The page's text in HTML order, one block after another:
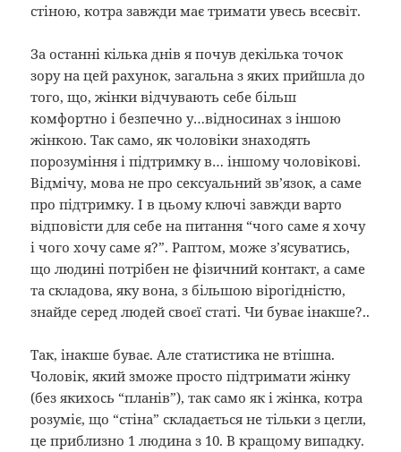
стіною, котра завжди має тримати увесь всесвіт.
За останні кілька днів я почув декілька точок
зору на цей рахунок, загальна з яких прийшла до
того, що, жінки відчувають себе більш
комфортно і безпечно у…відносинах з іншою
жінкою. Так само, як чоловіки знаходять
порозуміння і підтримку в… іншому чоловікові.
Відмічу, мова не про сексуальний зв’язок, а саме
про підтримку. І в цьому ключі завжди варто
відповісти для себе на питання “чого саме я хочу
і чого хочу саме я?”. Раптом, може з’ясуватись,
що людині потрібен не фізичний контакт, а саме
та складова, яку вона, з більшою вірогідністю,
знайде серед людей своєї статі. Чи буває інакше?..
Так, інакше буває. Але статистика не втішна.
Чоловік, який зможе просто підтримати жінку
(без якихось “планів”), так само як і жінка, котра
розуміє, що “стіна” складається не тільки з цегли,
це приблизно 1 людина з 10. В кращому випадку.